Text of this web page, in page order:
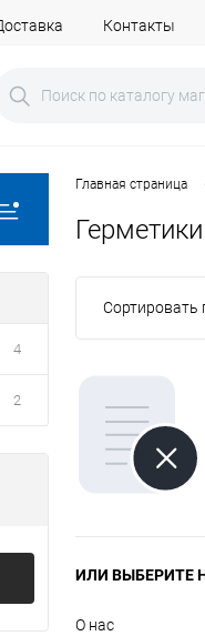
Контакты
4
2
Главная страница
Сортировать
ИЛИ ВЫБЕРИТЕ
О нас